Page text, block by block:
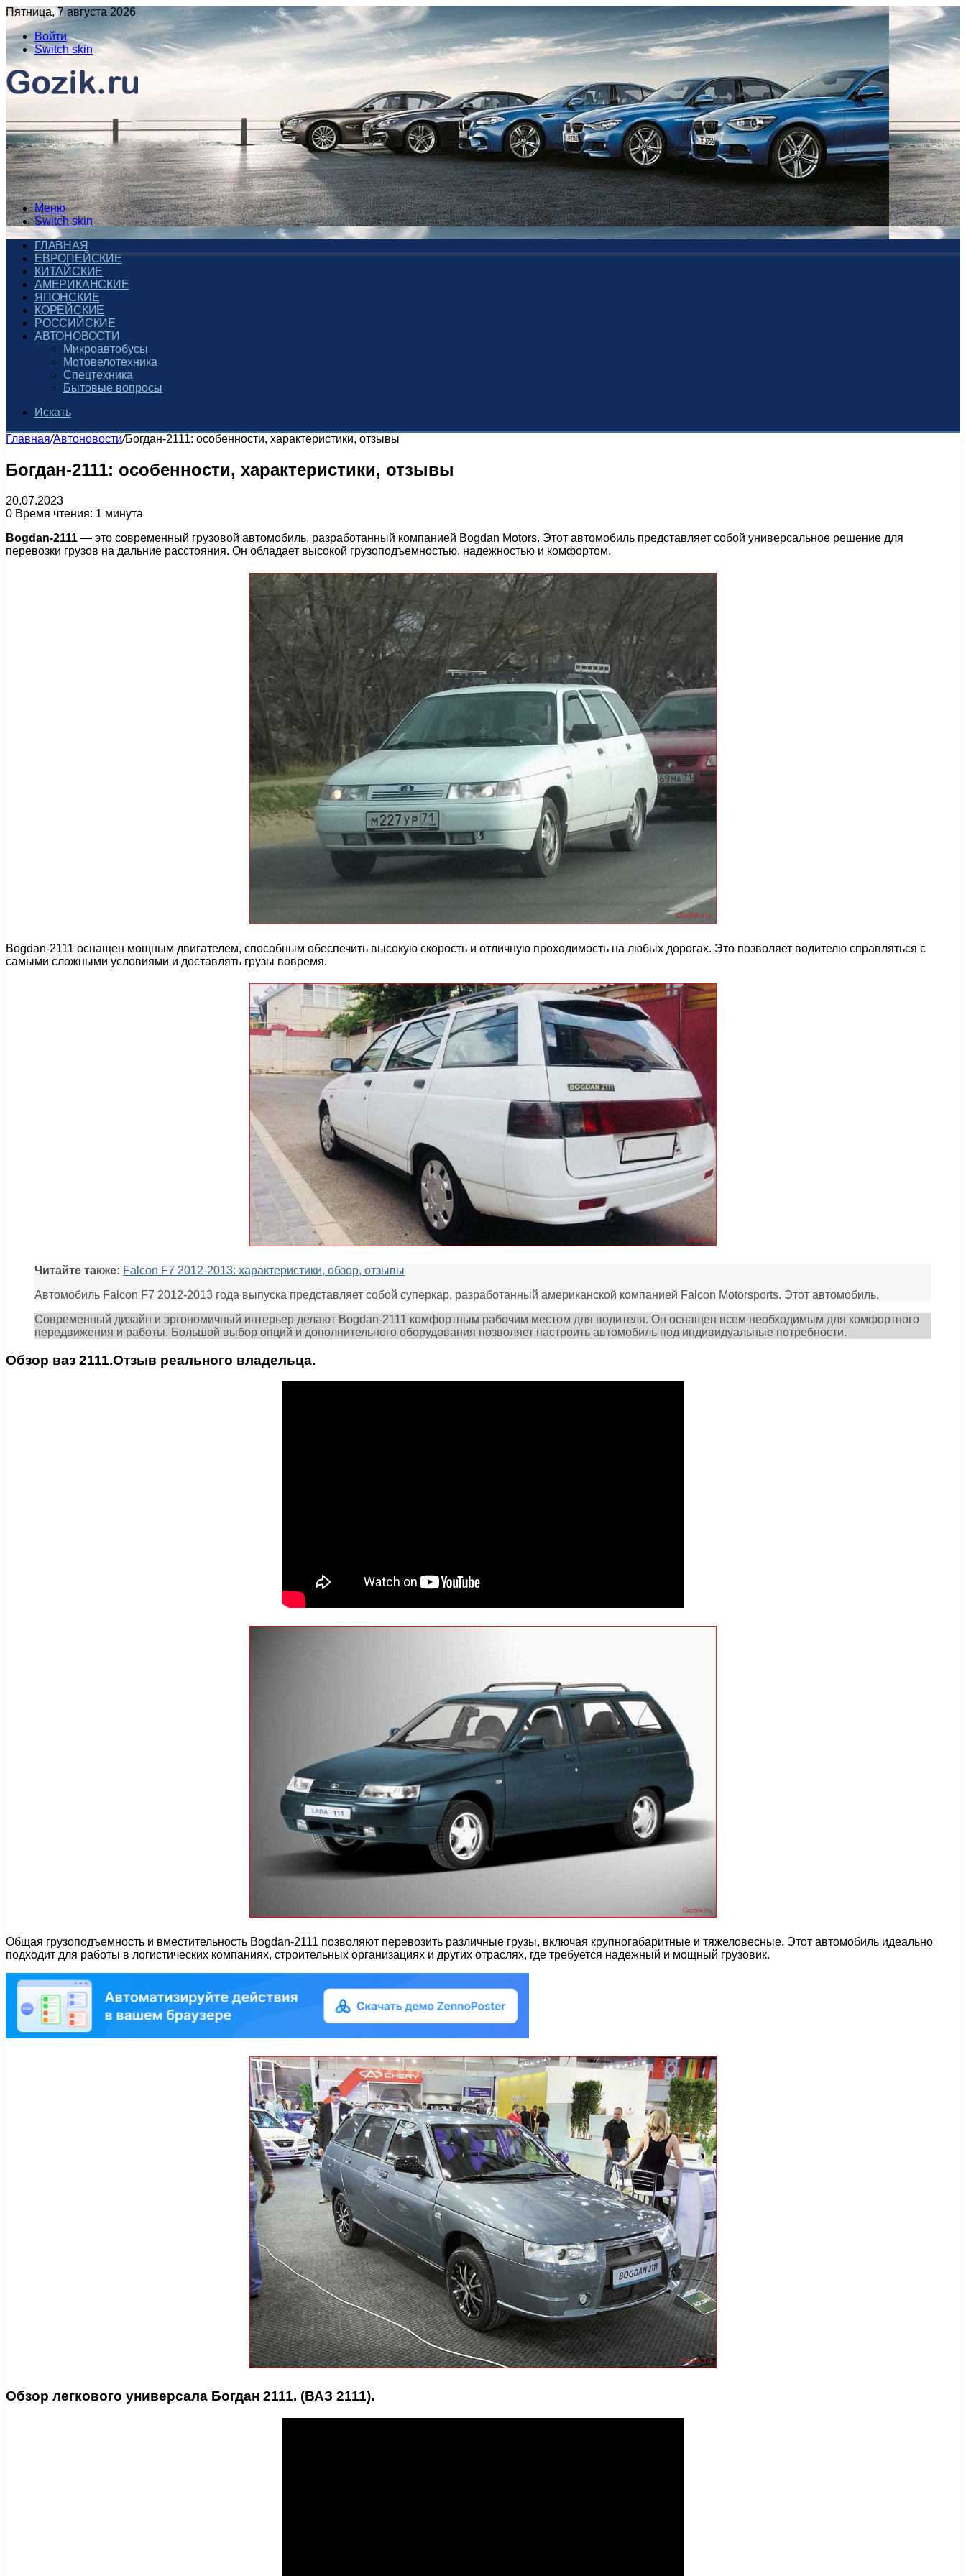
Пятница, 7 августа 2026
Войти
Switch skin
Меню
Switch skin
ГЛАВНАЯ
ЕВРОПЕЙСКИЕ
КИТАЙСКИЕ
АМЕРИКАНСКИЕ
ЯПОНСКИЕ
КОРЕЙСКИЕ
РОССИЙСКИЕ
АВТОНОВОСТИ
Микроавтобусы
Мотовелотехника
Спецтехника
Бытовые вопросы
Искать
Главная/Автоновости/Богдан-2111: особенности, характеристики, отзывы
Богдан-2111: особенности, характеристики, отзывы
20.07.2023
0 Время чтения: 1 минута
Bogdan-2111 — это современный грузовой автомобиль, разработанный компанией Bogdan Motors. Этот автомобиль представляет собой универсальное решение для
перевозки грузов на дальние расстояния. Он обладает высокой грузоподъемностью, надежностью и комфортом.
Bogdan-2111 оснащен мощным двигателем, способным обеспечить высокую скорость и отличную проходимость на любых дорогах. Это позволяет водителю справляться с
самыми сложными условиями и доставлять грузы вовремя.
Читайте также: Falcon F7 2012-2013: характеристики, обзор, отзывы
Автомобиль Falcon F7 2012-2013 года выпуска представляет собой суперкар, разработанный американской компанией Falcon Motorsports. Этот автомобиль.
Современный дизайн и эргономичный интерьер делают Bogdan-2111 комфортным рабочим местом для водителя. Он оснащен всем необходимым для комфортного
передвижения и работы. Большой выбор опций и дополнительного оборудования позволяет настроить автомобиль под индивидуальные потребности.
Обзор ваз 2111.Отзыв реального владельца.
Общая грузоподъемность и вместительность Bogdan-2111 позволяют перевозить различные грузы, включая крупногабаритные и тяжеловесные. Этот автомобиль идеально
подходит для работы в логистических компаниях, строительных организациях и других отраслях, где требуется надежный и мощный грузовик.
Обзор легкового универсала Богдан 2111. (ВАЗ 2111).